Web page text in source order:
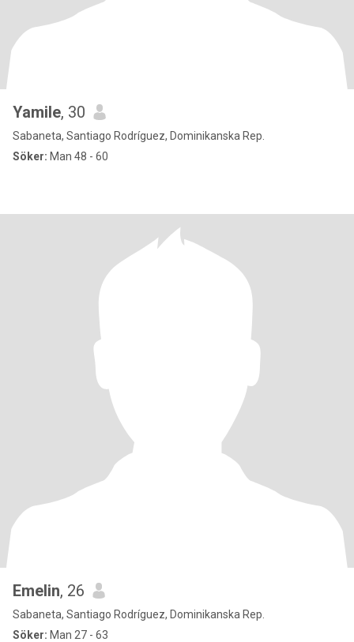
Yamile, 30
Sabaneta, Santiago Rodríguez, Dominikanska Rep.
Söker: Man 48 - 60
Emelin, 26
Sabaneta, Santiago Rodríguez, Dominikanska Rep.
Söker: Man 27 - 63